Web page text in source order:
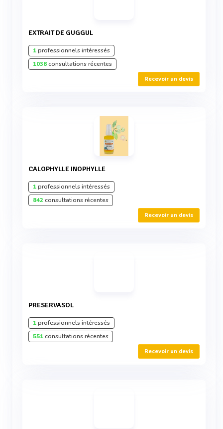
EXTRAIT DE GUGGUL
1professionnels intéressés
1038consultations récentes
Recevoir un devis
CALOPHYLLE INOPHYLLE
1professionnels intéressés
842consultations récentes
Recevoir un devis
PRESERVASOL
1professionnels intéressés
551consultations récentes
Recevoir un devis